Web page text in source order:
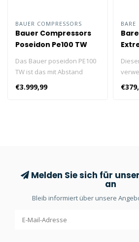
BAUER COMPRESSORS
Bauer Compressors
Poseidon Pe100 TW
Das Bauer poseidon PE100
TW ist das mit Abstand
kleinste und leichteste
Gerät der PE-Serie. einfach
€3.999,99
BARE
Melden Sie sich für
an
Bleib informiert über unsere